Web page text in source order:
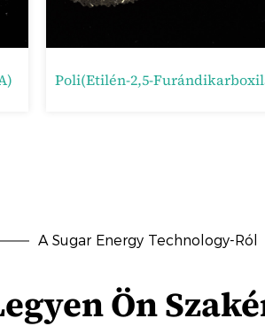
A Sugar Energy Technology-Ról
Ön